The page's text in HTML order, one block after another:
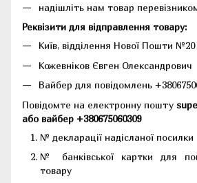
надішліть нам товар
Реквізити для відправлення товару:
Київ, відділення Нової Пошти №20
Кожевніков Євген Олександрович
Вайбер для повідомлень
Повідомте на електронну пошту
або вайбер +380675060309
№ декларації надісланої посилки
№ банківської картки для
товару